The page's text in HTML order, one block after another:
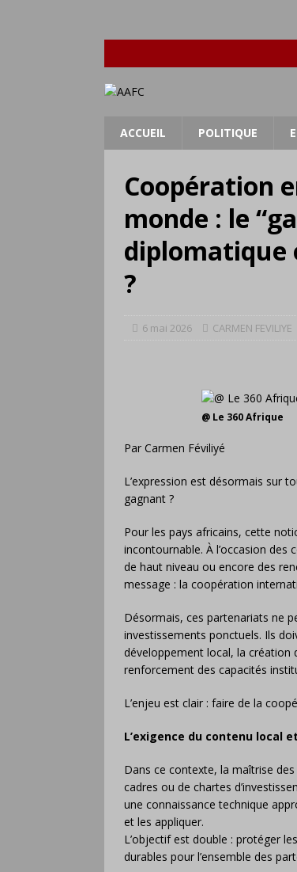
ACCUEIL POLITIQUE
Coopération
monde : le
diplomatique
?
6 mai 2026 CARMEN FEVILIYE
@ Le 360 Afrique
Par Carmen Féviliyé
L’expression est désormais sur
gagnant ?
Pour les pays africains, cette
incontournable. À l’occasion
de haut niveau ou encore des
message : la coopération
Désormais, ces partenariats ne
investissements ponctuels. Ils
développement local, la création
renforcement des capacités
L’enjeu est clair : faire de la
L’exigence du contenu local
Dans ce contexte, la maîtrise
cadres ou de chartes
une connaissance technique
et les appliquer.
L’objectif est double : protéger
durables pour l’ensemble des